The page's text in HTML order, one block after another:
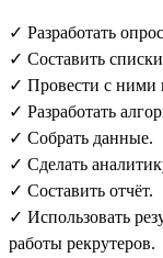
✓ Разработать
✓ Составить
✓ Провести с ними
✓ Разработать
✓ Собрать данные.
✓ Сделать
✓ Составить отчёт.
✓ Использовать
работы рекрутеров.